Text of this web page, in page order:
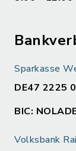
Sparkasse
DE47 2225
BIC:
Volksbank